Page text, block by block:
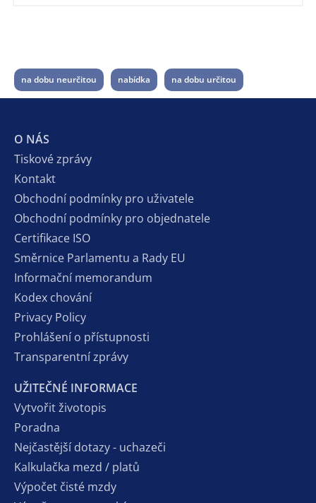
na dobu neurčitou nabídka na dobu určitou
O NÁS
Tiskové zprávy
Kontakt
Obchodní podmínky pro uživatele
Obchodní podmínky pro objednatele
Certifikace ISO
Směrnice Parlamentu a Rady EU
Informační memorandum
Kodex chování
Privacy Policy
Prohlášení o přístupnosti
Transparentní zprávy
UŽITEČNÉ INFORMACE
Vytvořit životopis
Poradna
Nejčastější dotazy - uchazeči
Kalkulačka mezd / platů
Výpočet čisté mzdy